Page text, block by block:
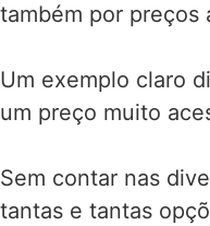
também por preços
Um exemplo claro
um preço muito
Sem contar nas
tantas e tantas